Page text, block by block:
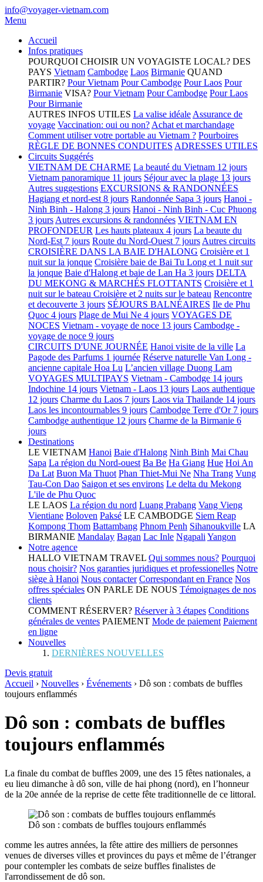
info@voyager-vietnam.com
Menu
Accueil
Infos pratiques
POURQUOI CHOISIR UN VOYAGISTE LOCAL? DES
PAYS Vietnam Cambodge Laos Birmanie QUAND
PARTIR? Pour Vietnam Pour Cambodge Pour Laos Pour
Birmanie VISA? Pour Vietnam Pour Cambodge Pour Laos
Pour Birmanie
AUTRES INFOS UTILES La valise idéale Assurance de
voyage Vaccination: oui ou non? Achat et marchandage
Comment utiliser votre portable au Vietnam ? Pourboires
RÈGLE DE BONNES CONDUITES ADRESSES UTILES
Circuits Suggérés
VIETNAM DE CHARME La beauté du Vietnam 12 jours
Vietnam panoramique 11 jours Séjour avec la plage 13 jours
Autres suggestions EXCURSIONS & RANDONNÉES
Hagiang et nord-est 8 jours Randonnée Sapa 3 jours Hanoi -
Ninh Binh - Halong 3 jours Hanoi - Ninh Binh - Cuc Phuong
3 jours Autres excursions & randonnées VIETNAM EN
PROFONDEUR Les hauts plateaux 4 jours La beaute du
Nord-Est 7 jours Route du Nord-Ouest 7 jours Autres circuits
CROISIÈRE DANS LA BAIE D'HALONG Croisière et 1
nuit sur la jonque Croisière baie de Bai Tu Long et 1 nuit sur
la jonque Baie d'Halong et baie de Lan Ha 3 jours DELTA
DU MEKONG & MARCHÉS FLOTTANTS Croisière et 1
nuit sur le bateau Croisière et 2 nuits sur le bateau Rencontre
et decouverte 3 jours SÉJOURS BALNÉAIRES Ile de Phu
Quoc 4 jours Plage de Mui Ne 4 jours VOYAGES DE
NOCES Vietnam - voyage de noce 13 jours Cambodge -
voyage de noce 9 jours
CIRCUITS D'UNE JOURNÉE Hanoi visite de la ville La
Pagode des Parfums 1 journée Réserve naturelle Van Long -
ancienne capitale Hoa Lu L’ancien village Duong Lam
VOYAGES MULTIPAYS Vietnam - Cambodge 14 jours
Indochine 14 jours Vietnam - Laos 13 jours Laos authentique
12 jours Charme du Laos 7 jours Laos via Thailande 14 jours
Laos les incontournables 9 jours Cambodge Terre d'Or 7 jours
Cambodge authentique 12 jours Charme de la Birmanie 6
jours
Destinations
LE VIETNAM Hanoi Baie d'Halong Ninh Binh Mai Chau
Sapa La région du Nord-ouest Ba Be Ha Giang Hue Hoi An
Da Lat Buon Ma Thuot Phan Thiet-Mui Ne Nha Trang Vung
Tau-Con Dao Saigon et ses environs Le delta du Mekong
L'ile de Phu Quoc
LE LAOS La région du nord Luang Prabang Vang Vieng
Vientiane Boloven Paksé LE CAMBODGE Siem Reap
Kompong Thom Battambang Phnom Penh Sihanoukville LA
BIRMANIE Mandalay Bagan Lac Inle Ngapali Yangon
Notre agence
HALLO VIETNAM TRAVEL Qui sommes nous? Pourquoi
nous choisir? Nos garanties juridiques et professionelles Notre
siège à Hanoi Nous contacter Correspondant en France Nos
offres spéciales ON PARLE DE NOUS Témoignages de nos
clients
COMMENT RÉSERVER? Réserver à 3 étapes Conditions
générales de ventes PAIEMENT Mode de paiement Paiement
en ligne
Nouvelles
DERNIÈRES NOUVELLES
Devis gratuit
Accueil › Nouvelles › Événements › Dô son : combats de buffles
toujours enflammés
Dô son : combats de buffles
toujours enflammés
La finale du combat de buffles 2009, une des 15 fêtes nationales, a
eu lieu dimanche à dô son, ville de hai phong (nord), en l’honneur
de la 20e année de la reprise de cette fête traditionnelle de ce littoral.
Dô son : combats de buffles toujours enflammés
comme les autres années, la fête attire des milliers de personnes
venues de diverses villes et provinces du pays et même de l’étranger
pour contempler les combats de seize buffles finalistes de
l'arrondissement de dô son.